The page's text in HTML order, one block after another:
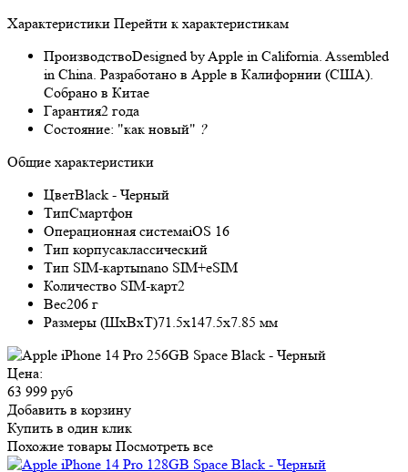
Характеристики Перейти к характеристикам
ПроизводствоDesigned by Apple in California. Assembled
in China. Разработано в Apple в Калифорнии (США).
Собрано в Китае
Гарантия2 года
Состояние: "как новый" ?
Общие характеристики
ЦветBlack - Черный
ТипСмартфон
Операционная системаiOS 16
Тип корпусаклассический
Тип SIM-картыnano SIM+eSIM
Количество SIM-карт2
Вес206 г
Размеры (ШxВxТ)71.5x147.5x7.85 мм
Цена:
63 999 руб
Добавить в корзину
Купить в один клик
Похожие товары Посмотреть все